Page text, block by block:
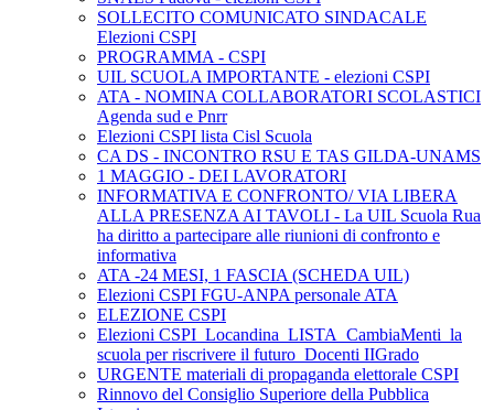
SOLLECITO COMUNICATO SINDACALE
Elezioni CSPI
PROGRAMMA - CSPI
UIL SCUOLA IMPORTANTE - elezioni CSPI
ATA - NOMINA COLLABORATORI SCOLASTICI
Agenda sud e Pnrr
Elezioni CSPI lista Cisl Scuola
CA DS - INCONTRO RSU E TAS GILDA-UNAMS
1 MAGGIO - DEI LAVORATORI
INFORMATIVA E CONFRONTO/ VIA LIBERA
ALLA PRESENZA AI TAVOLI - La UIL Scuola Rua
ha diritto a partecipare alle riunioni di confronto e
informativa
ATA -24 MESI, 1 FASCIA (SCHEDA UIL)
Elezioni CSPI FGU-ANPA personale ATA
ELEZIONE CSPI
Elezioni CSPI_Locandina_LISTA_CambiaMenti_la
scuola per riscrivere il futuro_Docenti IIGrado
URGENTE materiali di propaganda elettorale CSPI
Rinnovo del Consiglio Superiore della Pubblica